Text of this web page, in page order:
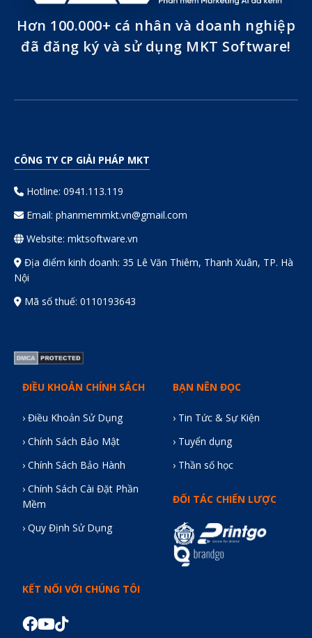
Hơn 100.000+ cá nhân và doanh nghiệp
đã đăng ký và sử dụng MKT Software!
CÔNG TY CP GIẢI PHÁP MKT
Hotline: 0941.113.119
Email: phanmemmkt.vn@gmail.com
Website: mktsoftware.vn
Địa điểm kinh doanh: 35 Lê Văn Thiêm, Thanh Xuân, TP. Hà
Nội
Mã số thuế: 0110193643
ĐIỀU KHOẢN CHÍNH SÁCH
› Điều Khoản Sử Dụng
› Chính Sách Bảo Mật
› Chính Sách Bảo Hành
› Chính Sách Cài Đặt Phần
Mềm
› Quy Định Sử Dụng
BẠN NÊN ĐỌC
› Tin Tức & Sự Kiện
› Tuyển dụng
› Thần số học
ĐỐI TÁC CHIẾN LƯỢC
KẾT NỐI VỚI CHÚNG TÔI